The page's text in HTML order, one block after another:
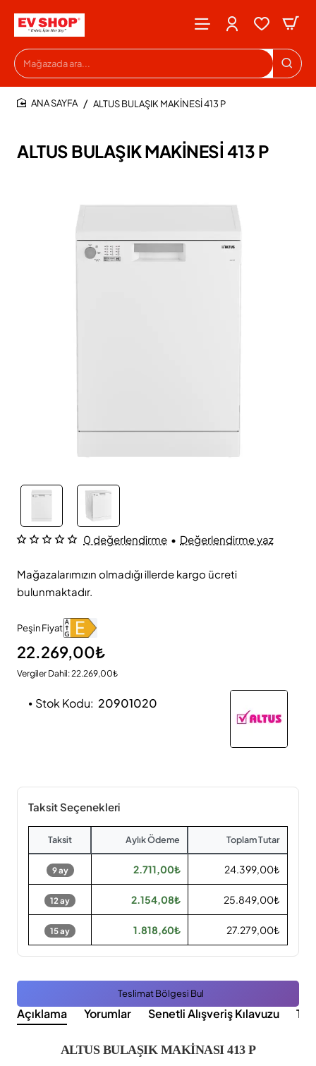
Mağazada
ara...
ALTUS BULAŞIK MAKİNESİ 413 P
ALTUS BULAŞIK MAKİNESİ 413 P
Mağazalarımızın olmadığı illerde kargo ücreti
bulunmaktadır.
0 değerlendirme • Değerlendirme yaz
Peşin Fiyat
22.269,00₺
Vergiler Dahil: 22.269,00₺
Stok Kodu: 20901020
Taksit Seçenekleri
Taksit Aylık Ödeme Toplam Tutar
9 ay 2.711,00₺ 24.399,00₺
12 ay 2.154,08₺ 25.849,00₺
15 ay 1.818,60₺ 27.279,00₺
Teslimat Bölgesi Bul
Açıklama Yorumlar Senetli Alışveriş Kılavuzu
ALTUS BULAŞIK MAKİNASI 413 P